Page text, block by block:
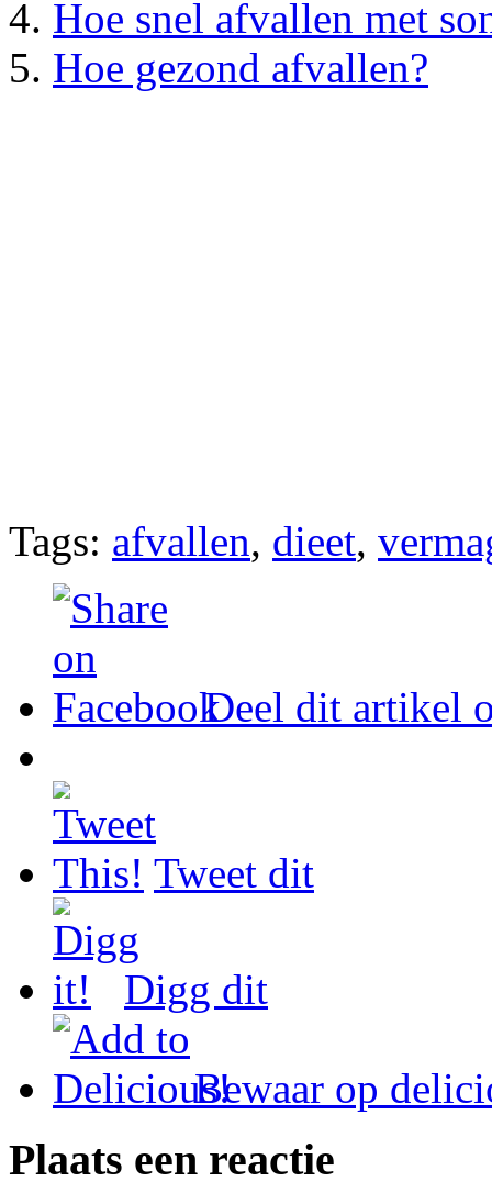
Hoe snel afvallen met
Hoe gezond afvallen?
Tags: afvallen, dieet,
Deel dit artikel
Tweet dit
Digg dit
Bewaar op
Plaats een reactie